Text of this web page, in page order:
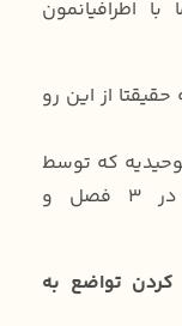
اطرافیانمون
از این رو
که توسط
کارگروه محتوایی موسسه جوانان در ۳ فصل و
تواضع به